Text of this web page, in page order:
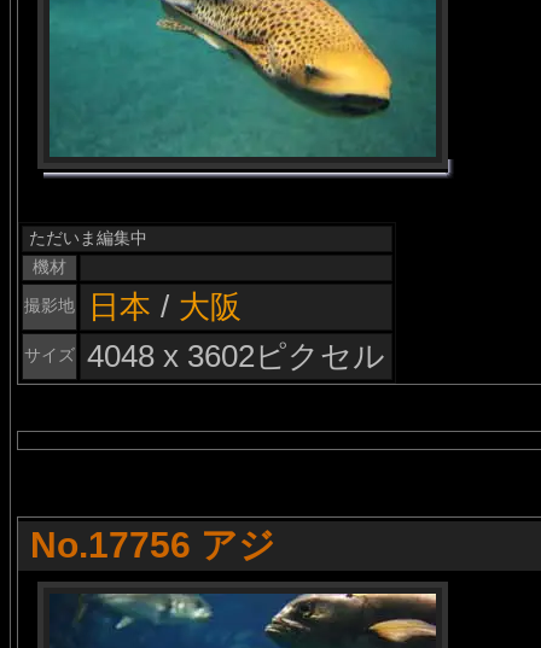
ただいま編集中
機材
撮影地
日本 / 大阪
サイズ 4048 x 3602ピクセル
No.17756 アジ